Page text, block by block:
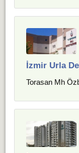
İzmir Urla
Torasan Mh